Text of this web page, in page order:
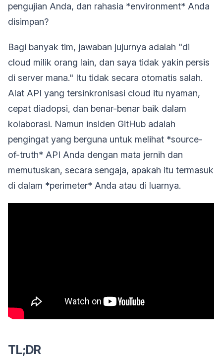
pengujian Anda, dan rahasia *environment* Anda
disimpan?
Bagi banyak tim, jawaban jujurnya adalah "di
cloud milik orang lain, dan saya tidak yakin persis
di server mana." Itu tidak secara otomatis salah.
Alat API yang tersinkronisasi cloud itu nyaman,
cepat diadopsi, dan benar-benar baik dalam
kolaborasi. Namun insiden GitHub adalah
pengingat yang berguna untuk melihat *source-
of-truth* API Anda dengan mata jernih dan
memutuskan, secara sengaja, apakah itu termasuk
di dalam *perimeter* Anda atau di luarnya.
TL;DR